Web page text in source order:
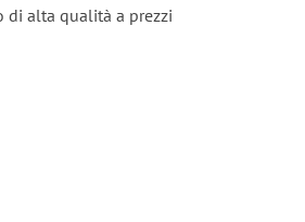
di alta qualità a prezzi